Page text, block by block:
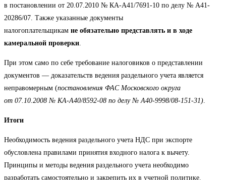
в постановлении от 20.07.2010 № КА-А41/7691-10 по делу № А41-
20286/07. Также указанные документы
налогоплательщикам не обязательно представлять и в ходе
камеральной проверки.
При этом само по себе требование налоговиков о представлении
документов — доказательств ведения раздельного учета является
неправомерным (постановления ФАС Московского округа
от 07.10.2008 № КА-А40/8592-08 по делу № А40-9998/08-151-31).
Итоги
Необходимость ведения раздельного учета НДС при экспорте
обусловлена правилами принятия входного налога к вычету.
Принципы и методы ведения раздельного учета необходимо
разработать самостоятельно и закрепить их в учетной политике.